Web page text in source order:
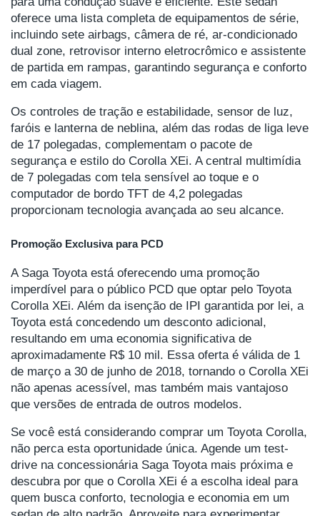
oferece uma lista completa de equipamentos de série,
incluindo sete airbags, câmera de ré, ar-condicionado
dual zone, retrovisor interno eletrocrômico e assistente
de partida em rampas, garantindo segurança e conforto
em cada viagem.
Os controles de tração e estabilidade, sensor de luz,
faróis e lanterna de neblina, além das rodas de liga leve
de 17 polegadas, complementam o pacote de
segurança e estilo do Corolla XEi. A central multimídia
de 7 polegadas com tela sensível ao toque e o
computador de bordo TFT de 4,2 polegadas
proporcionam tecnologia avançada ao seu alcance.
Promoção Exclusiva para PCD
A Saga Toyota está oferecendo uma promoção
imperdível para o público PCD que optar pelo Toyota
Corolla XEi. Além da isenção de IPI garantida por lei, a
Toyota está concedendo um desconto adicional,
resultando em uma economia significativa de
aproximadamente R$ 10 mil. Essa oferta é válida de 1
de março a 30 de junho de 2018, tornando o Corolla XEi
não apenas acessível, mas também mais vantajoso
que versões de entrada de outros modelos.
Se você está considerando comprar um Toyota Corolla,
não perca esta oportunidade única. Agende um test-
drive na concessionária Saga Toyota mais próxima e
descubra por que o Corolla XEi é a escolha ideal para
quem busca conforto, tecnologia e economia em um